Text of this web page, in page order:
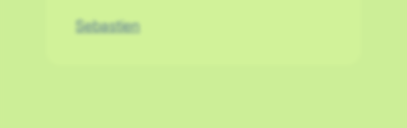
Sebastien